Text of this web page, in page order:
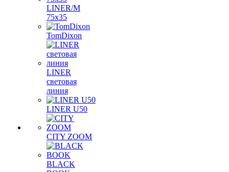
LINER/M
75х35
TomDixon
LINER
световая
линия
LINER U50
CITY ZOOM
BLACK